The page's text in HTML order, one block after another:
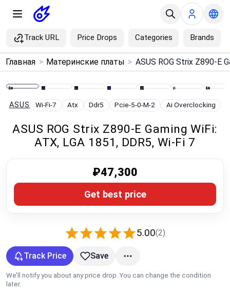
Track URL Price Drops Categories Brands
Menu ×
Home
Search
Categories
Brands
Global Price Tracker
Blog
Главная > Материнские платы >
ASUS Wi-Fi-7 Atx Ddr5 Pcie-5-0-M-2 Ai Overclocking
ASUS ROG Strix Z890-E Gaming WiFi:
ATX, LGA 1851, DDR5, Wi‑Fi 7
5.00(2)
₽47,300
Get best price
Track Price Save
We’ll notify you about any price drop. You can change the condition
later.